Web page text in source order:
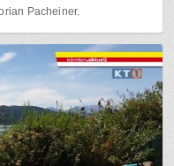
Pacheiner.